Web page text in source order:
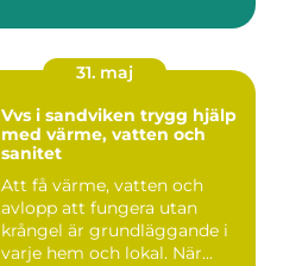
31. maj
Vvs i sandviken trygg hjälp
med värme, vatten och
sanitet
Att få värme, vatten och
avlopp att fungera utan
krångel är grundläggande i
varje hem och lokal. När...